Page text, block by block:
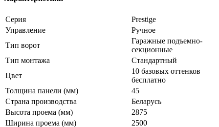
Серия
Prestige
Управление
Ручное
Тип ворот
Гаражные подъемно-
секционные
Тип монтажа
Стандартный
Цвет
10 базовых оттенков
бесплатно
Толщина панели (мм)
45
Страна производства
Беларусь
Высота проема (мм)
2875
Ширина проема (мм)
2500